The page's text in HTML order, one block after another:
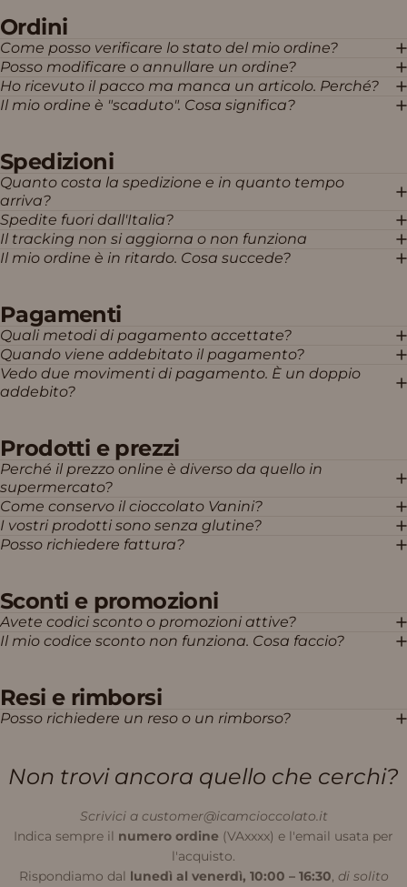
Ordini
Come posso verificare lo stato del mio ordine?
Posso modificare o annullare un ordine?
Ho ricevuto il pacco ma manca un articolo. Perché?
Il mio ordine è "scaduto". Cosa significa?
Spedizioni
Quanto costa la spedizione e in quanto tempo
arriva?
Spedite fuori dall'Italia?
Il tracking non si aggiorna o non funziona
Il mio ordine è in ritardo. Cosa succede?
Pagamenti
Quali metodi di pagamento accettate?
Quando viene addebitato il pagamento?
Vedo due movimenti di pagamento. È un doppio
addebito?
Prodotti e prezzi
Perché il prezzo online è diverso da quello in
supermercato?
Come conservo il cioccolato Vanini?
I vostri prodotti sono senza glutine?
Posso richiedere fattura?
Sconti e promozioni
Avete codici sconto o promozioni attive?
Il mio codice sconto non funziona. Cosa faccio?
Resi e rimborsi
Posso richiedere un reso o un rimborso?
Non trovi ancora quello che cerchi?
Scrivici a customer@icamcioccolato.it
Indica sempre il numero ordine (VAxxxx) e l'email usata per
l'acquisto.
Rispondiamo dal lunedì al venerdì, 10:00 – 16:30, di solito